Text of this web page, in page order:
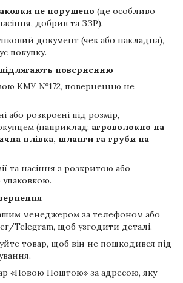
не порушено (це особливо
добрив та ЗЗР).
документ (чек або накладна),
покупку.
поверненню
КМУ №172, поверненню не
або розкроєні під розмір,
(наприклад: агроволокно на
плівка, шланги та труби на
та насіння з розкритою або
менеджером за телефоном або
Telegram, щоб узгодити деталі.
товар, щоб він не пошкодився під
«Новою Поштою» за адресою, яку